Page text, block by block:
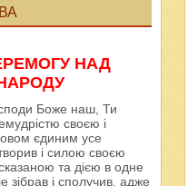
НАД
Боже наш, Ти
своєю і
єдиним усе
і силою своєю
та дією в одне
зібрав і сполучив, адже